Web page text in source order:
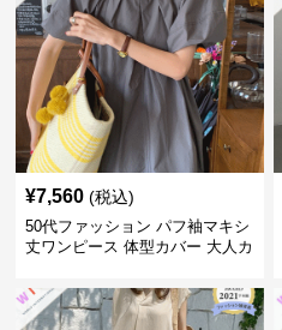
¥7,560 (税込)
50代ファッション パフ袖マキシ
丈ワンピース 体型カバー 大人カ